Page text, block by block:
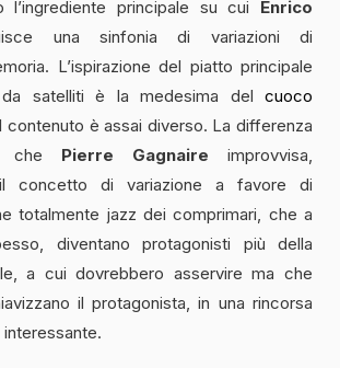
l’ingrediente principale su cui Enrico
una sinfonia di variazioni di
L’ispirazione del piatto principale
da satelliti è la medesima del cuoco
contenuto è assai diverso. La differenza
che Pierre Gagnaire improvvisa,
il concetto di variazione a favore di
totalmente jazz dei comprimari, che a
diventano protagonisti più della
a cui dovrebbero asservire ma che
il protagonista, in una rincorsa